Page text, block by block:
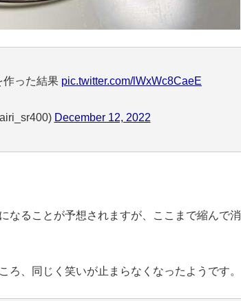
作った結果 pic.twitter.com/lWxWc8CaeE
December 12, 2022
なることが予想されますが、ここまで縮んで消
ろ、同じく笑いが止まらなくなったようです。